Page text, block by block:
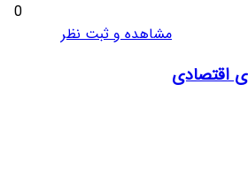
0
اقتصادی
مشاهده و ثبت نظر